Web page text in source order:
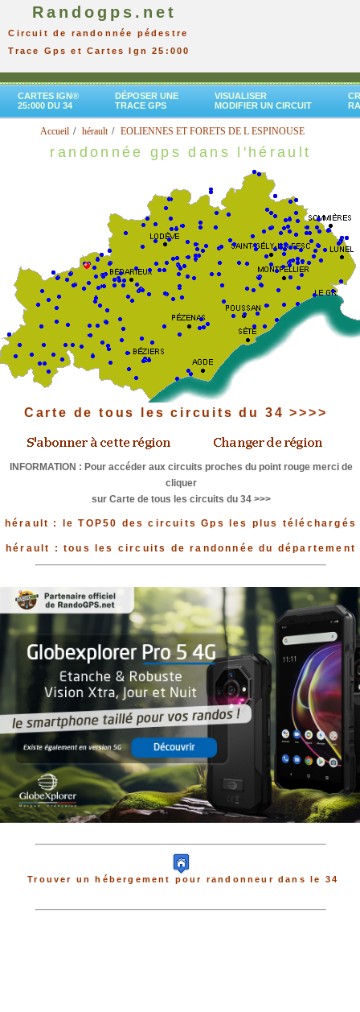
Randogps.net
Circuit de randonnée pédestre
Trace Gps et Cartes Ign 25:000
CARTES IGN®
25:000 DU 34
DÉPOSER UNE
TRACE GPS
VISUALISER
MODIFIER UN CIRCUIT
Accueil hérault EOLIENNES ET FORETS DE L ESPINOUSE
randonnée gps dans l'hérault
Carte de tous les circuits du 34 >>>>
INFORMATION : Pour accéder aux circuits proches du point rouge merci de
cliquer
sur Carte de tous les circuits du 34 >>>
hérault : le TOP50 des circuits Gps les plus téléchargés
hérault : tous les circuits de randonnée du département
Trouver un hébergement pour randonneur dans le 34